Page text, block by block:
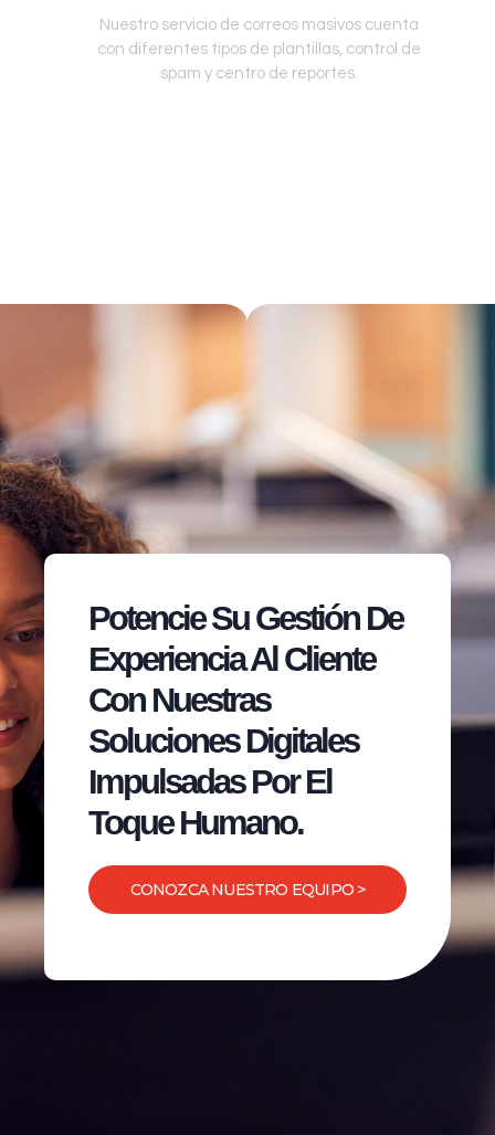
Nuestro servicio de correos masivos cuenta
con diferentes tipos de plantillas, control de
spam y centro de reportes.
Potencie Su Gestión De
Experiencia Al Cliente
Con Nuestras
Soluciones Digitales
Impulsadas Por El
Toque Humano.
CONOZCA NUESTRO EQUIPO >